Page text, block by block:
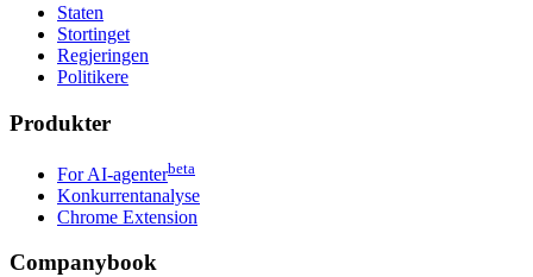
Staten
Stortinget
Regjeringen
Politikere
Produkter
For AI-agenterbeta
Konkurrentanalyse
Chrome Extension
Companybook